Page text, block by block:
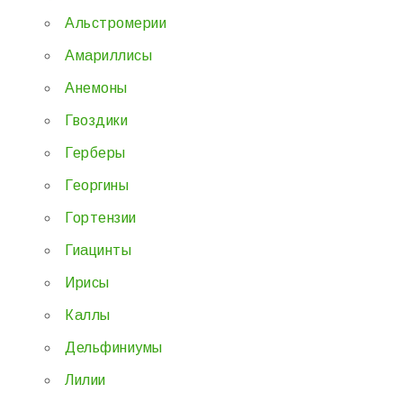
Альстромерии
Амариллисы
Анемоны
Гвоздики
Герберы
Георгины
Гортензии
Гиацинты
Ирисы
Каллы
Дельфиниумы
Лилии